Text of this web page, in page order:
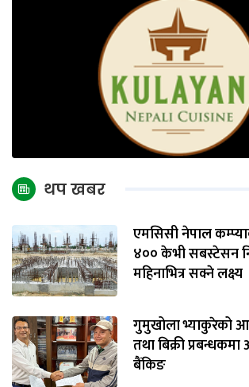
थप खबर
एमसिसी नेपाल
४०० केभी सबस्टेसन
महिनाभित्र सक्ने लक्ष्य
गुमुखोला भ्याकुरेको
तथा बिक्री प्रबन्धकमा
बैंकिङ